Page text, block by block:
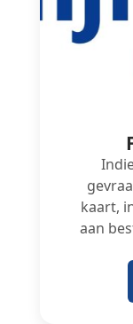
kaart,
aan